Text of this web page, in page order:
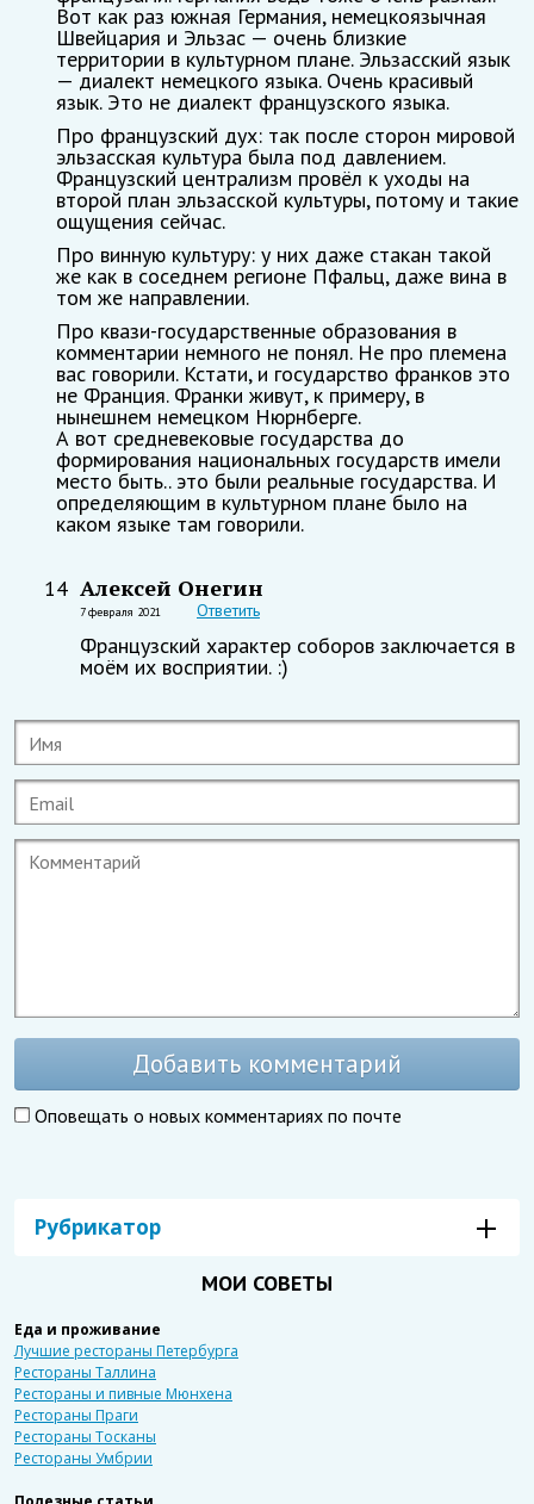
Вот как раз южная Германия, немецкоязычная
Швейцария и Эльзас — очень близкие
территории в культурном плане. Эльзасский язык
— диалект немецкого языка. Очень красивый
язык. Это не диалект французского языка.
Про французский дух: так после сторон мировой
эльзасская культура была под давлением.
Французский централизм провёл к уходы на
второй план эльзасской культуры, потому и такие
ощущения сейчас.
Про винную культуру: у них даже стакан такой
же как в соседнем регионе Пфальц, даже вина в
том же направлении.
Про квази-государственные образования в
комментарии немного не понял. Не про племена
вас говорили. Кстати, и государство франков это
не Франция. Франки живут, к примеру, в
нынешнем немецком Нюрнберге.
А вот средневековые государства до
формирования национальных государств имели
место быть.. это были реальные государства. И
определяющим в культурном плане было на
каком языке там говорили.
14 Алексей Онегин
7 февраля 2021 Ответить
Французский характер соборов заключается в
моём их восприятии. :)
Добавить комментарий
Оповещать о новых комментариях по почте
Рубрикатор
МОИ СОВЕТЫ
Еда и проживание
Лучшие рестораны Петербурга
Рестораны Таллина
Рестораны и пивные Мюнхена
Рестораны Праги
Рестораны Тосканы
Рестораны Умбрии